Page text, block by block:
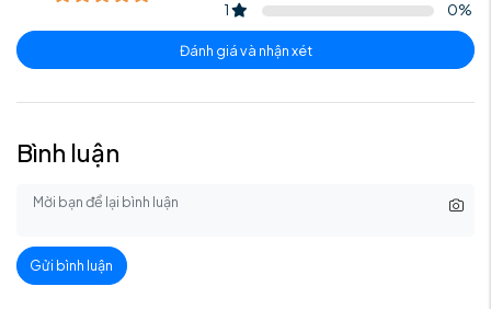
1
0%
Đánh giá và nhận xét
Bình luận
Gửi bình luận